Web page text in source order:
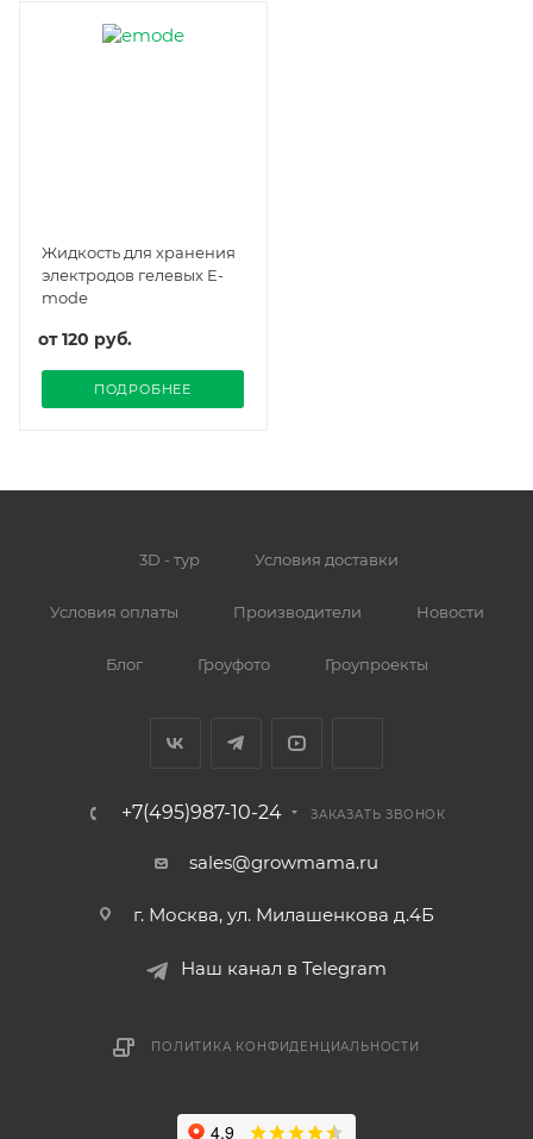
Жидкость для хранения
электродов гелевых E-
mode
от120 руб.
ПОДРОБНЕЕ
3D - тур Условия доставки
Условия оплаты Производители Новости
Блог Гроуфото Гроупроекты
+7(495)987-10-24 ЗАКАЗАТЬ ЗВОНОК
sales@growmama.ru
г. Москва, ул. Милашенкова д.4Б
Наш канал в Telegram
ПОЛИТИКА КОНФИДЕНЦИАЛЬНОСТИ